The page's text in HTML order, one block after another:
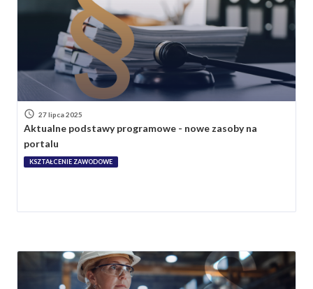
27 lipca 2025
Aktualne podstawy programowe - nowe zasoby na
portalu
KSZTAŁCENIE ZAWODOWE